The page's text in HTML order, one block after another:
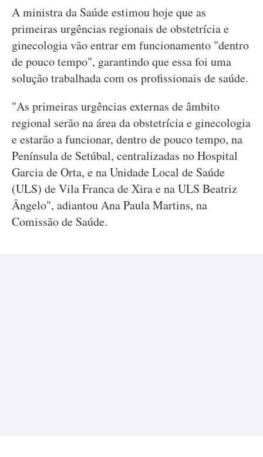
A ministra da Saúde estimou hoje que as
primeiras urgências regionais de obstetrícia e
ginecologia vão entrar em funcionamento "dentro
de pouco tempo", garantindo que essa foi uma
solução trabalhada com os profissionais de saúde.
"As primeiras urgências externas de âmbito
regional serão na área da obstetrícia e ginecologia
e estarão a funcionar, dentro de pouco tempo, na
Península de Setúbal, centralizadas no Hospital
Garcia de Orta, e na Unidade Local de Saúde
(ULS) de Vila Franca de Xira e na ULS Beatriz
Ângelo", adiantou Ana Paula Martins, na
Comissão de Saúde.